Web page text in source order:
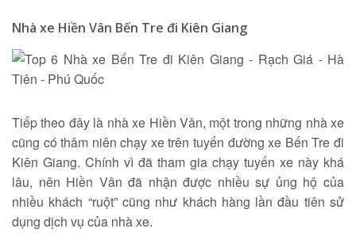
Nhà xe Hiền Vân Bến Tre đi Kiên Giang
Tiếp theo đây là nhà xe Hiền Vân, một trong những nhà xe
cũng có thâm niên chạy xe trên tuyến đường xe Bến Tre đi
Kiên Giang. Chính vì đã tham gia chạy tuyến xe này khá
lâu, nên Hiền Vân đã nhận được nhiều sự ủng hộ của
nhiều khách “ruột” cũng như khách hàng lần đầu tiên sử
dụng dịch vụ của nhà xe.